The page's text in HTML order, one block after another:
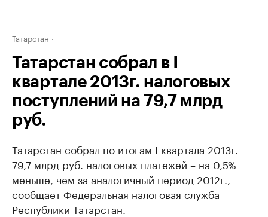
Татарстан
Татарстан собрал в I
квартале 2013г. налоговых
поступлений на 79,7 млрд
руб.
Татарстан собрал по итогам I квартала 2013г.
79,7 млрд руб. налоговых платежей – на 0,5%
меньше, чем за аналогичный период 2012г.,
сообщает Федеральная налоговая служба
Республики Татарстан.